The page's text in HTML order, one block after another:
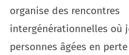
organise des rencontres
intergénérationnelles où
personnes âgées en